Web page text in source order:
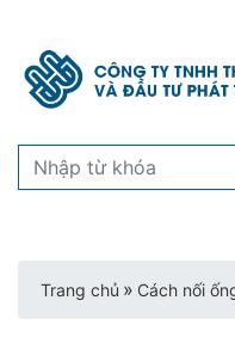
Trang chủ » Cách nối